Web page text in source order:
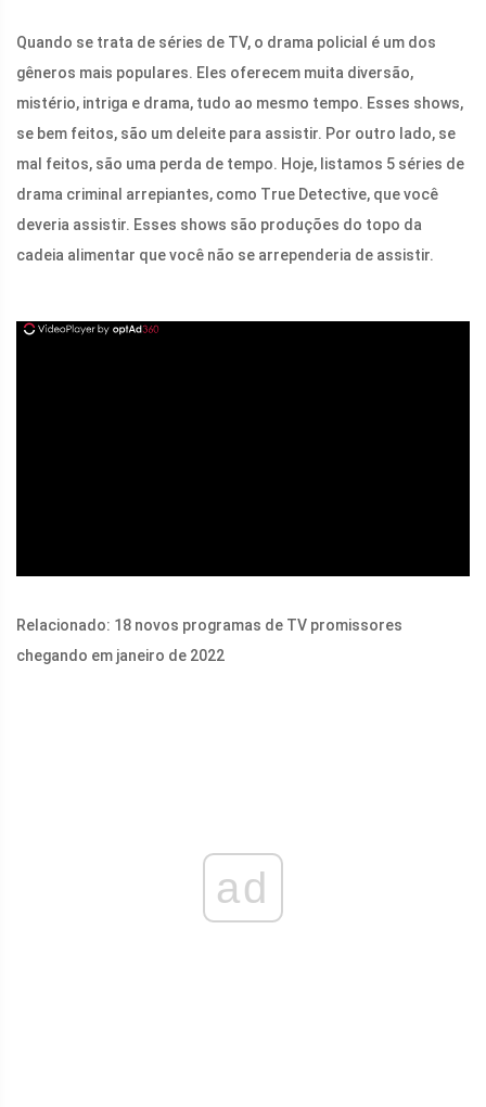
Quando se trata de séries de TV, o drama policial é um dos
gêneros mais populares. Eles oferecem muita diversão,
mistério, intriga e drama, tudo ao mesmo tempo. Esses shows,
se bem feitos, são um deleite para assistir. Por outro lado, se
mal feitos, são uma perda de tempo. Hoje, listamos 5 séries de
drama criminal arrepiantes, como True Detective, que você
deveria assistir. Esses shows são produções do topo da
cadeia alimentar que você não se arrependeria de assistir.
Relacionado: 18 novos programas de TV promissores
chegando em janeiro de 2022
ad